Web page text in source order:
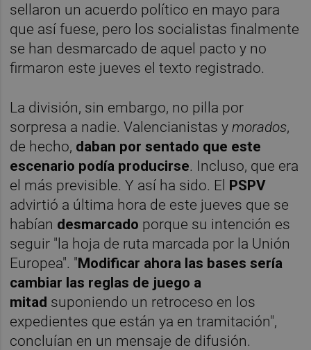
sellaron un acuerdo político en mayo para
que así fuese, pero los socialistas finalmente
se han desmarcado de aquel pacto y no
firmaron este jueves el texto registrado.
La división, sin embargo, no pilla por
sorpresa a nadie. Valencianistas ymorados,
de hecho, daban por sentado que este
escenario podía producirse. Incluso, que era
el más previsible. Y así ha sido. El PSPV
advirtió a última hora de este jueves que se
habían desmarcado porque su intención es
seguir "la hoja de ruta marcada por la Unión
Europea". "Modificar ahora las bases sería
cambiar las reglas de juego a
mitad suponiendo un retroceso en los
expedientes que están ya en tramitación",
concluían en un mensaje de difusión.